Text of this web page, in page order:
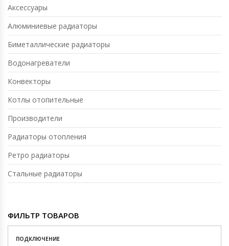
Аксессуары
Алюминиевые радиаторы
Биметаллические радиаторы
Водонагреватели
Конвекторы
Котлы отопительные
Производители
Радиаторы отопления
Ретро радиаторы
Стальные радиаторы
ФИЛЬТР ТОВАРОВ
ПОДКЛЮЧЕНИЕ